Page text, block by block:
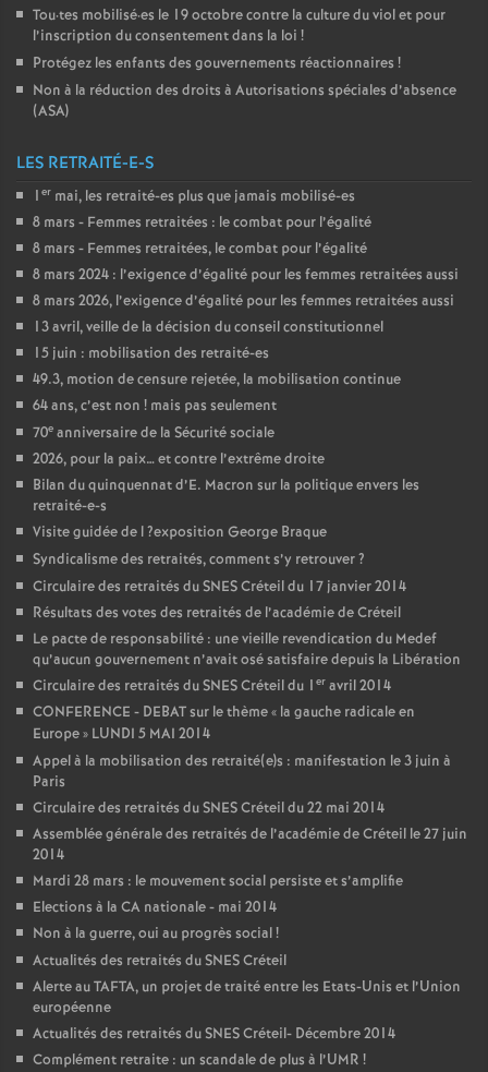
Tou·tes mobilisé·es le 19 octobre contre la culture du viol et pour
l’inscription du consentement dans la loi !
Protégez les enfants des gouvernements réactionnaires !
Non à la réduction des droits à Autorisations spéciales d’absence
(ASA)
LES RETRAITÉ-E-S
1 er mai, les retraité-es plus que jamais mobilisé-es
8 mars - Femmes retraitées : le combat pour l’égalité
8 mars - Femmes retraitées, le combat pour l’égalité
8 mars 2024 : l’exigence d’égalité pour les femmes retraitées aussi
8 mars 2026, l’exigence d’égalité pour les femmes retraitées aussi
13 avril, veille de la décision du conseil constitutionnel
15 juin : mobilisation des retraité-es
49.3, motion de censure rejetée, la mobilisation continue
64 ans, c’est non ! mais pas seulement
70e anniversaire de la Sécurité sociale
2026, pour la paix… et contre l’extrême droite
Bilan du quinquennat d’E. Macron sur la politique envers les
retraité-e-s
Visite guidée de l?exposition George Braque
Syndicalisme des retraités, comment s’y retrouver?
Circulaire des retraités duSNESCréteil du 17 janvier 2014
Résultats des votes des retraités de l’académie de Créteil
Le pacte de responsabilité : une vieille revendication du Medef
qu’aucun gouvernement n’avait osé satisfaire depuis la Libération
Circulaire des retraités duSNESCréteil du 1 er avril 2014
CONFERENCE - DEBATsur le thème « la gauche radicale en
Europe» LUNDI 5 MAI 2014
Appel à la mobilisation des retraité(e)s : manifestation le 3 juin à
Paris
Circulaire des retraités duSNESCréteil du 22 mai 2014
Assemblée générale des retraités de l’académie de Créteil le 27 juin
2014
Mardi 28 mars : le mouvement social persiste et s’amplifie
Elections à la CA nationale - mai 2014
Non à la guerre, oui au progrès social!
Actualités des retraités duSNESCréteil
Alerte auTAFTA, un projet de traité entre les Etats-Unis et l’Union
européenne
Actualités des retraités duSNESCréteil- Décembre 2014
Complément retraite : un scandale de plus à l’UMR !